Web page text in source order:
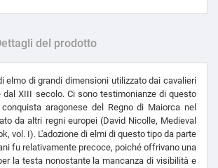
del prodotto
elmo di grandi dimensioni utilizzato dai cavalieri
dal XIII secolo. Ci sono testimonianze di questo
aragonese del Regno di Maiorca nel
da altri regni europei (David Nicolle, Medieval
vol. I). L'adozione di elmi di questo tipo da parte
fu relativamente precoce, poiché offrivano una
la testa nonostante la mancanza di visibilità e